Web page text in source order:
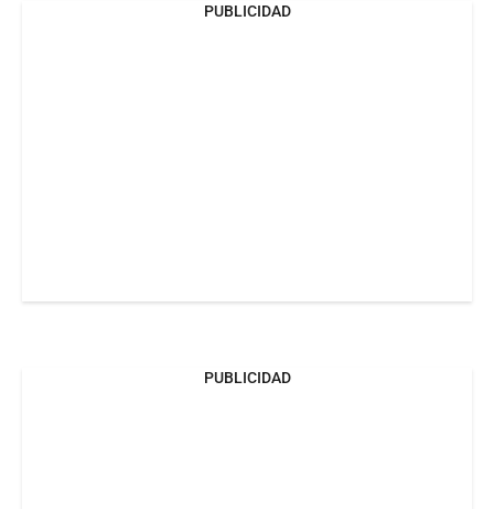
PUBLICIDAD
PUBLICIDAD